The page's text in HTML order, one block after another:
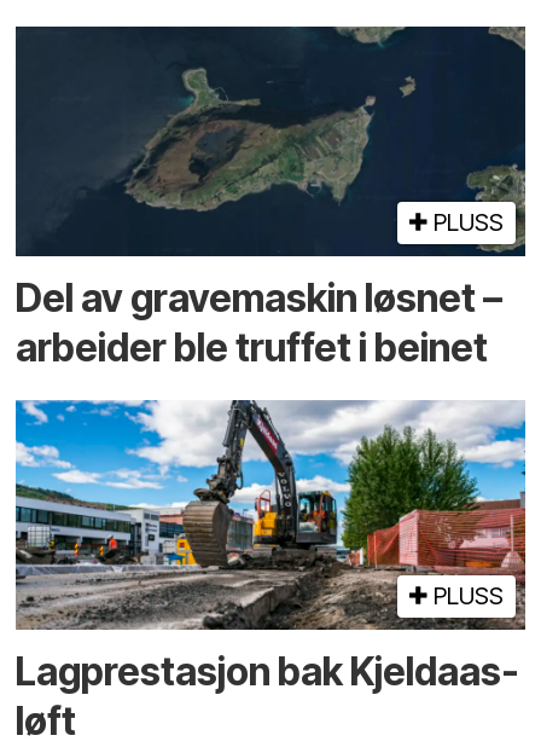
PLUSS
Del av grave­maskin løsnet –
arbeider ble truffet i beinet
PLUSS
Lagprestasjon bak Kjeldaas-
løft